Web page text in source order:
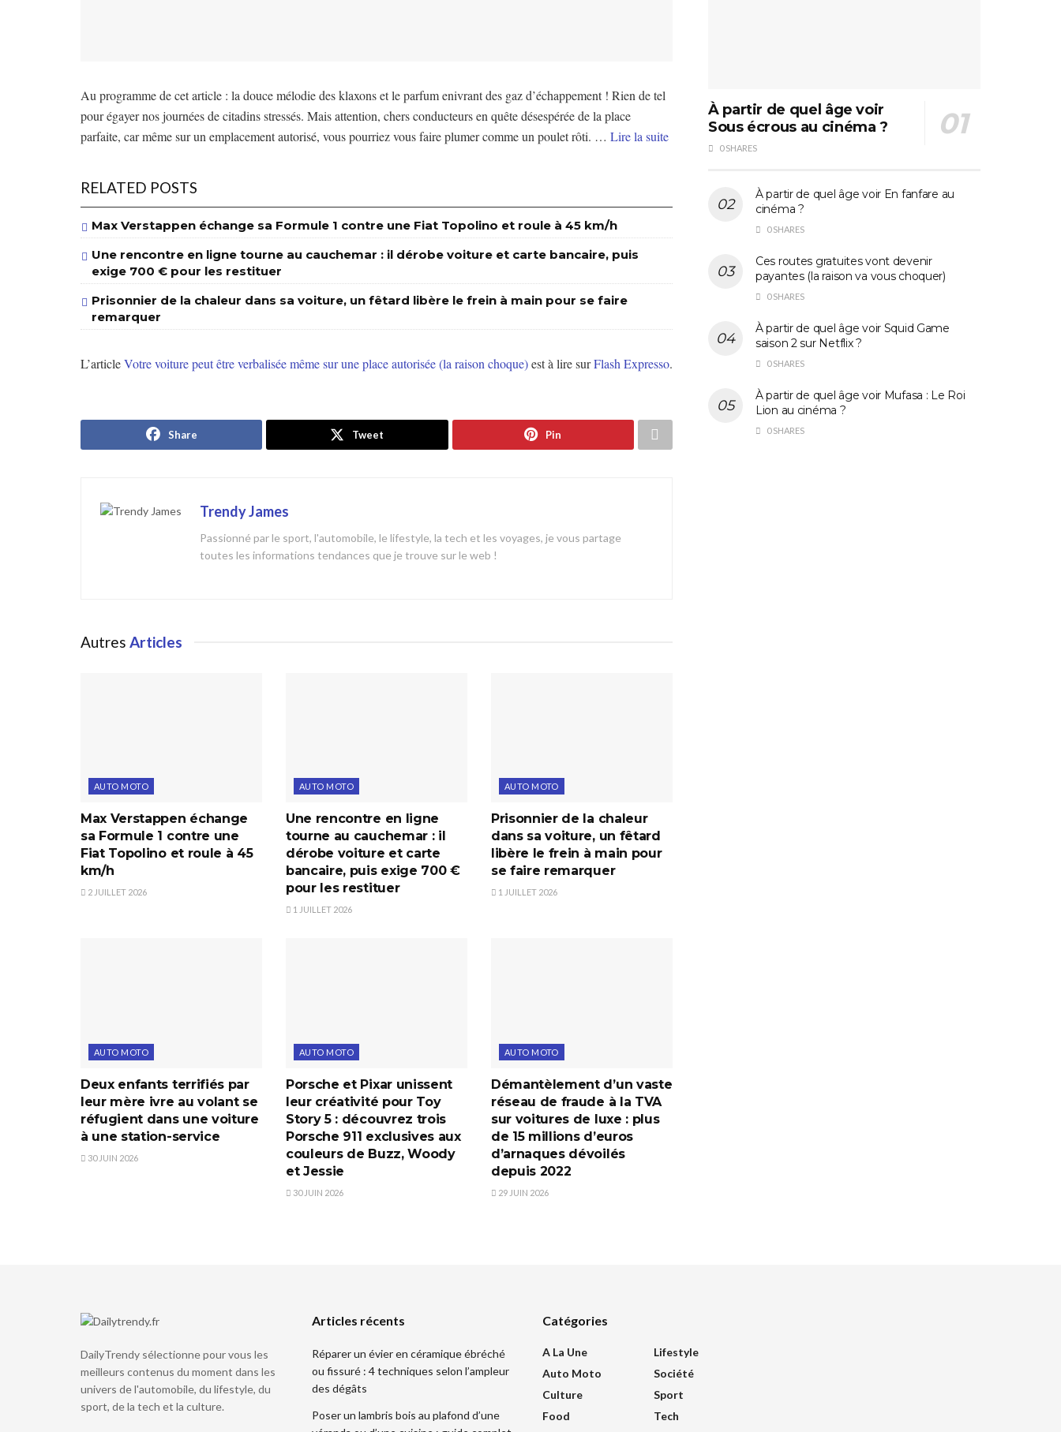
Au programme de cet article : la douce mélodie des klaxons et le parfum enivrant des gaz d’échappement ! Rien de tel
pour égayer nos journées de citadins stressés. Mais attention, chers conducteurs en quête désespérée de la place
parfaite, car même sur un emplacement autorisé, vous pourriez vous faire plumer comme un poulet rôti. … Lire la suite
RELATED POSTS
Max Verstappen échange sa Formule 1 contre une Fiat Topolino et roule à 45 km/h
Une rencontre en ligne tourne au cauchemar : il dérobe voiture et carte bancaire, puis
exige 700 € pour les restituer
Prisonnier de la chaleur dans sa voiture, un fêtard libère le frein à main pour se faire
remarquer
L’articleVotre voiture peut être verbalisée même sur une place autorisée (la raison choque)est à lire surFlash Expresso.
Share Tweet Pin
Trendy James
Passionné par le sport, l'automobile, le lifestyle, la tech et les voyages, je vous partage
toutes les informations tendances que je trouve sur le web !
Autres Articles
AUTO MOTO
Max Verstappen échange
sa Formule 1 contre une
Fiat Topolino et roule à 45
km/h
2 JUILLET 2026
AUTO MOTO
Une rencontre en ligne
tourne au cauchemar : il
dérobe voiture et carte
bancaire, puis exige 700 €
pour les restituer
1 JUILLET 2026
AUTO MOTO
Prisonnier de la chaleur
dans sa voiture, un fêtard
libère le frein à main pour
se faire remarquer
1 JUILLET 2026
AUTO MOTO
Deux enfants terrifiés par
leur mère ivre au volant se
réfugient dans une voiture
à une station-service
30 JUIN 2026
AUTO MOTO
Porsche et Pixar unissent
leur créativité pour Toy
Story 5 : découvrez trois
Porsche 911 exclusives aux
couleurs de Buzz, Woody
et Jessie
30 JUIN 2026
AUTO MOTO
Démantèlement d’un vaste
réseau de fraude à la TVA
sur voitures de luxe : plus
de 15 millions d’euros
d’arnaques dévoilés
depuis 2022
29 JUIN 2026
À partir de quel âge voir
Sous écrous au cinéma ?
0 SHARES
À partir de quel âge voir En fanfare au
cinéma ?
0 SHARES
Ces routes gratuites vont devenir
payantes (la raison va vous choquer)
0 SHARES
À partir de quel âge voir Squid Game
saison 2 sur Netflix ?
0 SHARES
À partir de quel âge voir Mufasa : Le Roi
Lion au cinéma ?
0 SHARES
DailyTrendy sélectionne pour vous les
meilleurs contenus du moment dans les
univers de l'automobile, du lifestyle, du
sport, de la tech et la culture.
Articles récents
Réparer un évier en céramique ébréché
ou fissuré : 4 techniques selon l’ampleur
des dégâts
Poser un lambris bois au plafond d’une
Catégories
A La Une
Auto Moto
Culture
Food
Lifestyle
Société
Sport
Tech